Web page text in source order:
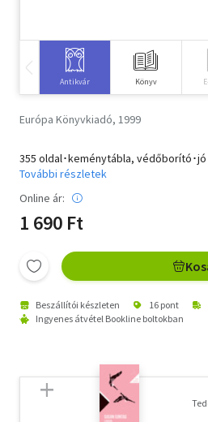
Antikvár Könyv
Európa Könyvkiadó, 1999
355 oldal･keménytábla, védőborító･
További részletek
Online ár:
1 690 Ft
Beszállítói készleten 16 pont
Ingyenes átvétel Bookline boltokban